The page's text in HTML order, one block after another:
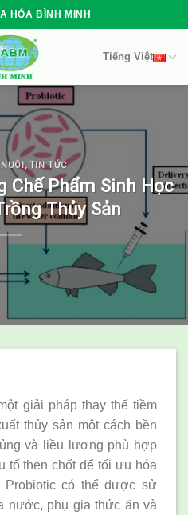
HÓA BÌNH MINH
Tiếng Việt
, TIN TỨC
Chế Phẩm Sinh Học
Thủy Sản
giải pháp thay thế tiềm
thủy sản một cách bền
và liều lượng phù hợp
tố then chốt để tối ưu hóa
Probiotic có thể được sử
nước, phụ gia thức ăn và